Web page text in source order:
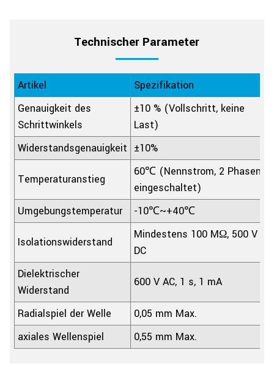
Technischer Parameter
Artikel
Spezifikation
Genauigkeit des
Schrittwinkels
±10 % (Vollschritt, keine
Last)
Widerstandsgenauigkeit ±10%
Temperaturanstieg
60℃ (Nennstrom, 2 Phasen
eingeschaltet)
Umgebungstemperatur
-10℃~+40℃
Isolationswiderstand
Mindestens 100 MΩ, 500 V
DC
Dielektrischer
Widerstand
600 V AC, 1 s, 1 mA
Radialspiel der Welle
0,05 mm Max.
axiales Wellenspiel
0,55 mm Max.